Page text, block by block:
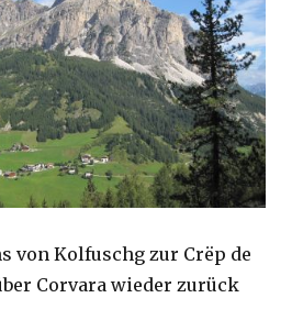
von Kolfuschg zur Crëp de
Corvara wieder zurück